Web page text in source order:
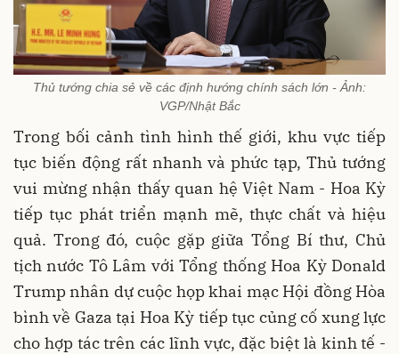
Thủ tướng chia sẻ về các định hướng chính sách lớn - Ảnh:
VGP/Nhật Bắc
Trong bối cảnh tình hình thế giới, khu vực tiếp
tục biến động rất nhanh và phức tạp, Thủ tướng
vui mừng nhận thấy quan hệ Việt Nam - Hoa Kỳ
tiếp tục phát triển mạnh mẽ, thực chất và hiệu
quả. Trong đó, cuộc gặp giữa Tổng Bí thư, Chủ
tịch nước Tô Lâm với Tổng thống Hoa Kỳ Donald
Trump nhân dự cuộc họp khai mạc Hội đồng Hòa
bình về Gaza tại Hoa Kỳ tiếp tục củng cố xung lực
cho hợp tác trên các lĩnh vực, đặc biệt là kinh tế -